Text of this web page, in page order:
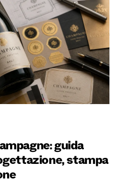
guida
stampa